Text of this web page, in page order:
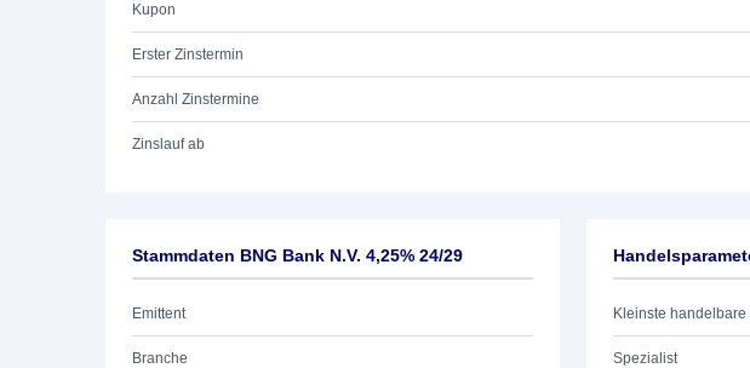
Kupon
Erster Zinstermin
Anzahl Zinstermine
Zinslauf ab
Stammdaten BNG Bank N.V. 4,25% 24/29
Emittent
Branche
Kleinste
Spezialist